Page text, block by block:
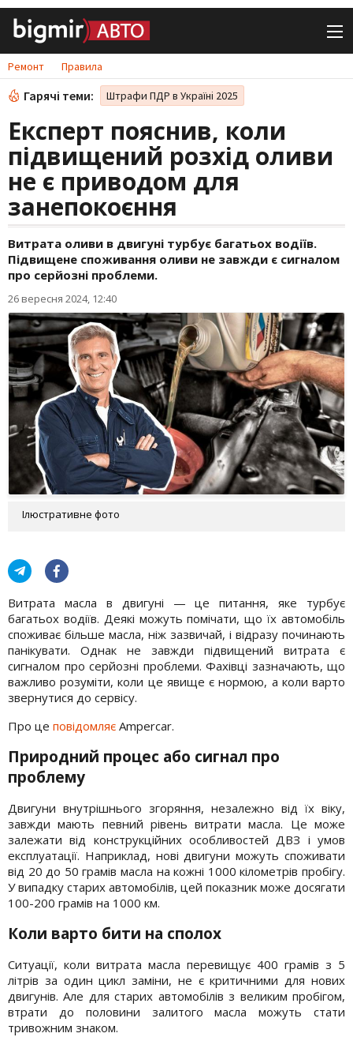
Ремонт Правила
Гарячі теми: Штрафи ПДР в Україні 2025
Експерт пояснив, коли
підвищений розхід оливи
не є приводом для
занепокоєння
Витрата оливи в двигуні турбує багатьох водіїв.
Підвищене споживання оливи не завжди є сигналом
про серйозні проблеми.
26 вересня 2024, 12:40
Ілюстративне фото
Витрата масла в двигуні — це питання, яке турбує
багатьох водіїв. Деякі можуть помічати, що їх автомобіль
споживає більше масла, ніж зазвичай, і відразу починають
панікувати. Однак не завжди підвищений витрата є
сигналом про серйозні проблеми. Фахівці зазначають, що
важливо розуміти, коли це явище є нормою, а коли варто
звернутися до сервісу.
Про це повідомляє Ampercar.
Природний процес або сигнал про
проблему
Двигуни внутрішнього згоряння, незалежно від їх віку,
завжди мають певний рівень витрати масла. Це може
залежати від конструкційних особливостей ДВЗ і умов
експлуатації. Наприклад, нові двигуни можуть споживати
від 20 до 50 грамів масла на кожні 1000 кілометрів пробігу.
У випадку старих автомобілів, цей показник може досягати
100-200 грамів на 1000 км.
Коли варто бити на сполох
Ситуації, коли витрата масла перевищує 400 грамів з 5
літрів за один цикл заміни, не є критичними для нових
двигунів. Але для старих автомобілів з великим пробігом,
втрати до половини залитого масла можуть стати
тривожним знаком.